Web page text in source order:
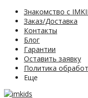
Знакомство с
Заказ/Доставка
Контакты
Блог
Гарантии
Оставить заявку
Политика
Еще